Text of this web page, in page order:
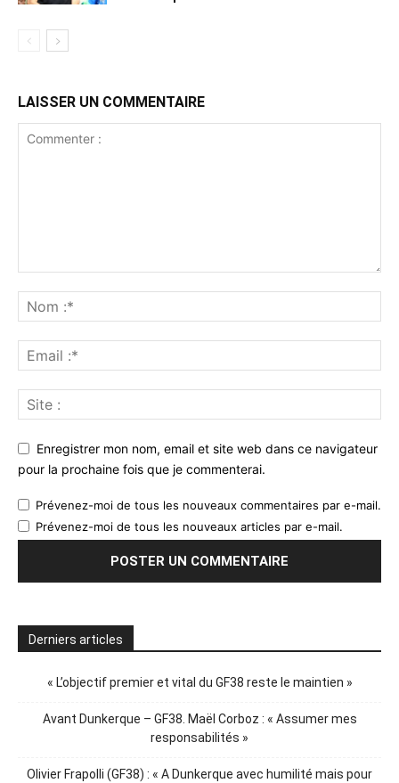
LAISSER UN COMMENTAIRE
Enregistrer mon nom, email et site web dans ce navigateur
pour la prochaine fois que je commenterai.
Prévenez-moi de tous les nouveaux commentaires par e-mail.
Prévenez-moi de tous les nouveaux articles par e-mail.
Derniers articles
« L’objectif premier et vital du GF38 reste le maintien »
Avant Dunkerque – GF38. Maël Corboz : « Assumer mes
responsabilités »
Olivier Frapolli (GF38) : « A Dunkerque avec humilité mais pour